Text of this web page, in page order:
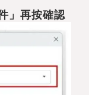
」再按確認